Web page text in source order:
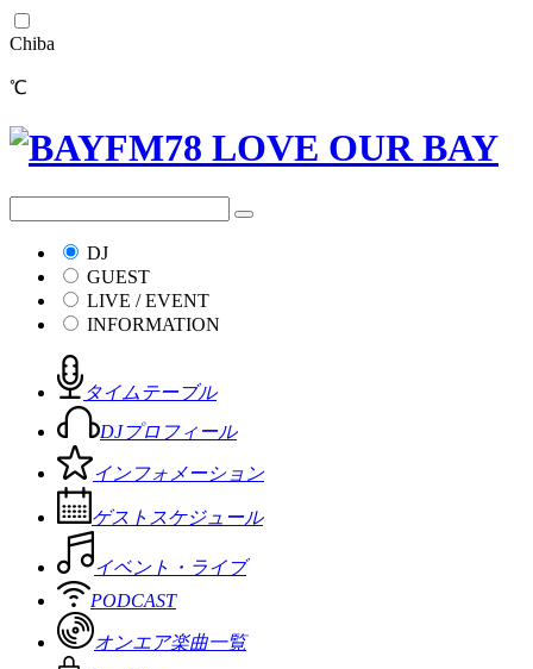
Chiba
℃
DJ
GUEST
LIVE / EVENT
INFORMATION
タイムテーブル
DJプロフィール
インフォメーション
ゲストスケジュール
イベント・ライブ
PODCAST
オンエア楽曲一覧